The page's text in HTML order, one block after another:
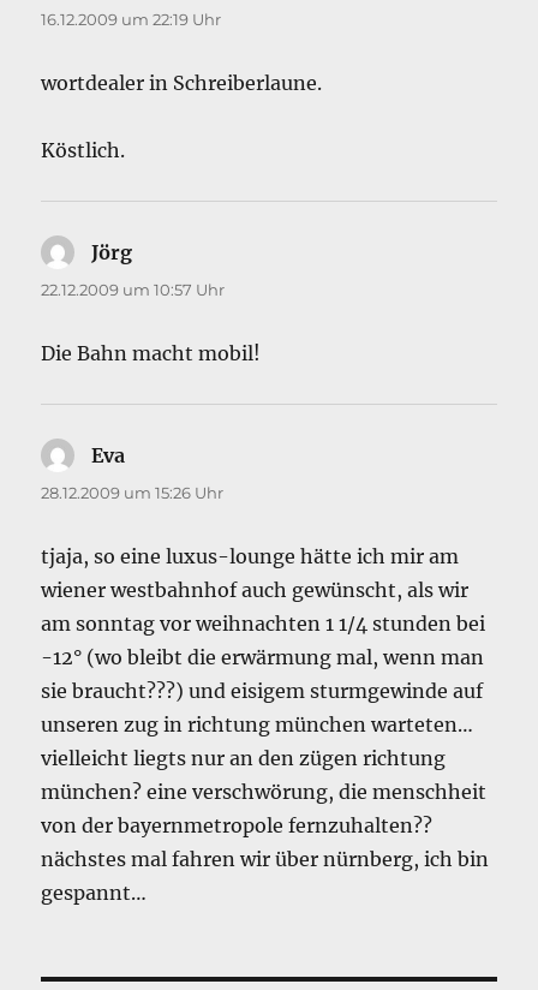
16.12.2009 um 22:19 Uhr
wortdealer in Schreiberlaune.
Köstlich.
Jörg
22.12.2009 um 10:57 Uhr
Die Bahn macht mobil!
Eva
28.12.2009 um 15:26 Uhr
tjaja, so eine luxus-lounge hätte ich mir am
wiener westbahnhof auch gewünscht, als wir
am sonntag vor weihnachten 1 1/4 stunden bei
-12° (wo bleibt die erwärmung mal, wenn man
sie braucht???) und eisigem sturmgewinde auf
unseren zug in richtung münchen warteten…
vielleicht liegts nur an den zügen richtung
münchen? eine verschwörung, die menschheit
von der bayernmetropole fernzuhalten??
nächstes mal fahren wir über nürnberg, ich bin
gespannt…